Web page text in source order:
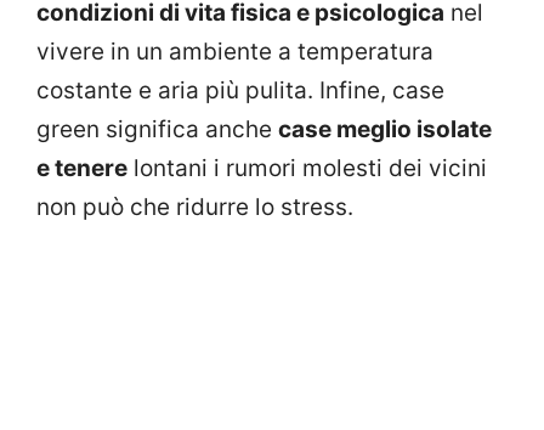
condizioni di vita fisica e psicologica nel
vivere in un ambiente a temperatura
costante e aria più pulita. Infine, case
green significa anche case meglio isolate
e tenere lontani i rumori molesti dei vicini
non può che ridurre lo stress.